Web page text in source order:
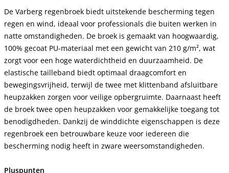
De Varberg regenbroek biedt uitstekende bescherming tegen
regen en wind, ideaal voor professionals die buiten werken in
natte omstandigheden. De broek is gemaakt van hoogwaardig,
100% gecoat PU-materiaal met een gewicht van 210 g/m², wat
zorgt voor een hoge waterdichtheid en duurzaamheid. De
elastische tailleband biedt optimaal draagcomfort en
bewegingsvrijheid, terwijl de twee met klittenband afsluitbare
heupzakken zorgen voor veilige opbergruimte. Daarnaast heeft
de broek twee open heupzakken voor gemakkelijke toegang tot
benodigdheden. Dankzij de winddichte eigenschappen is deze
regenbroek een betrouwbare keuze voor iedereen die
bescherming nodig heeft in zware weersomstandigheden.
Pluspunten